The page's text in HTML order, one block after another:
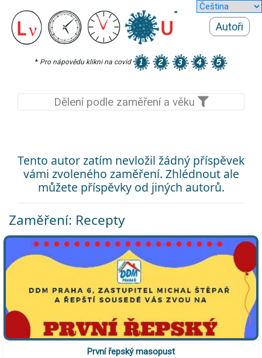
Autoři
* Pro nápovědu klikni na covid
Dělení podle zaměření a věku
Tento autor zatím nevložil žádný příspěvek
vámi zvoleného zaměření. Zhlédnout ale
můžete příspěvky od jiných autorů.
Zaměření: Recepty
První řepský masopust